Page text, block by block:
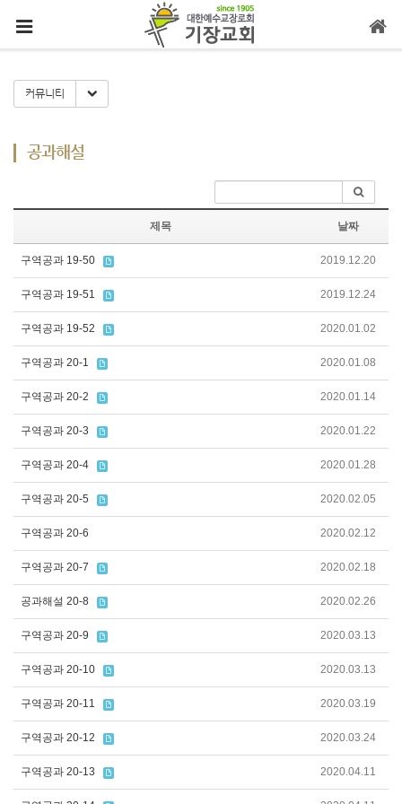
커뮤니티 Toggle Dropdown
공과해설
제목 날짜
구역공과 19-50 2019.12.20
구역공과 19-51 2019.12.24
구역공과 19-52 2020.01.02
구역공과 20-1 2020.01.08
구역공과 20-2 2020.01.14
구역공과 20-3 2020.01.22
구역공과 20-4 2020.01.28
구역공과 20-5 2020.02.05
구역공과 20-6 2020.02.12
구역공과 20-7 2020.02.18
공과해설 20-8 2020.02.26
구역공과 20-9 2020.03.13
구역공과 20-10 2020.03.13
구역공과 20-11 2020.03.19
구역공과 20-12 2020.03.24
구역공과 20-13 2020.04.11